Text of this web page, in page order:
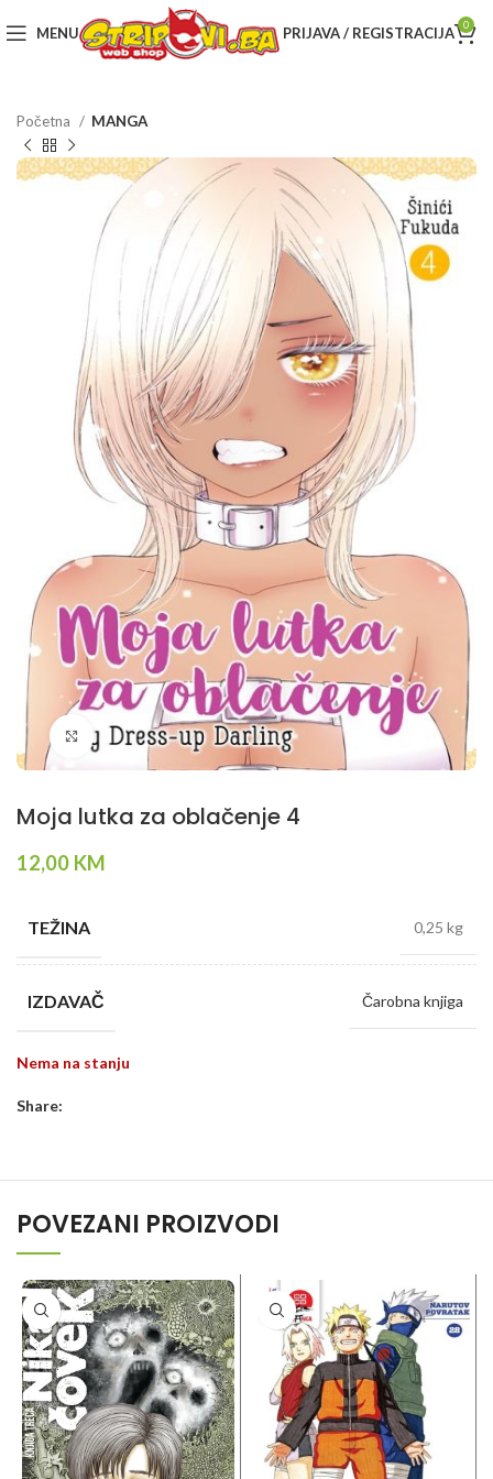
MENU PRIJAVA / REGISTRACIJA 0
Početna MANGA
Klikni da povečaš
Moja lutka za oblačenje 4
12,00 KM
TEŽINA 0,25 kg
IZDAVAČ Čarobna knjiga
Nema na stanju
Share:
POVEZANI PROIZVODI